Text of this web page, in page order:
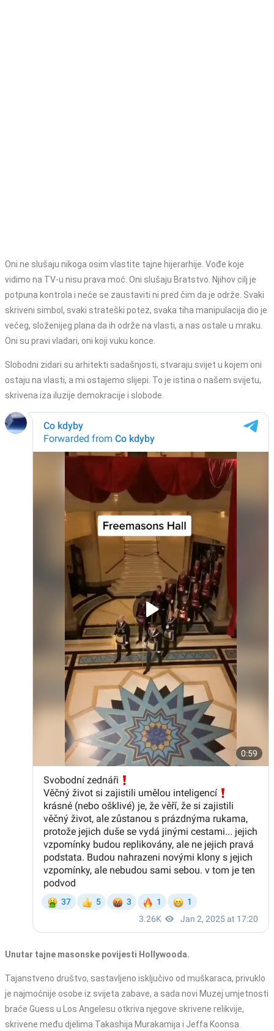
Oni ne slušaju nikoga osim vlastite tajne hijerarhije. Vođe koje
vidimo na TV-u nisu prava moć. Oni slušaju Bratstvo. Njihov cilj je
potpuna kontrola i neće se zaustaviti ni pred čim da je održe. Svaki
skriveni simbol, svaki strateški potez, svaka tiha manipulacija dio je
većeg, složenijeg plana da ih održe na vlasti, a nas ostale u mraku.
Oni su pravi vladari, oni koji vuku konce.
Slobodni zidari su arhitekti sadašnjosti, stvaraju svijet u kojem oni
ostaju na vlasti, a mi ostajemo slijepi. To je istina o našem svijetu,
skrivena iza iluzije demokracije i slobode.
Unutar tajne masonske povijesti Hollywooda.
Tajanstveno društvo, sastavljeno isključivo od muškaraca, privuklo
je najmoćnije osobe iz svijeta zabave, a sada novi Muzej umjetnosti
braće Guess u Los Angelesu otkriva njegove skrivene relikvije,
skrivene među djelima Takashija Murakamija i Jeffa Koonsa.